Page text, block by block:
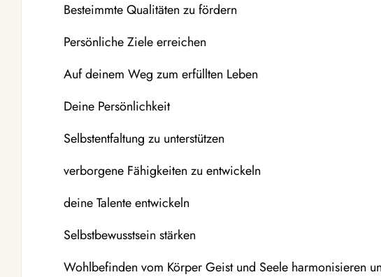
Besteimmte Qualitäten zu fördern
Persönliche Ziele erreichen
Auf deinem Weg zum erfüllten Leben
Deine Persönlichkeit
Selbstentfaltung zu unterstützen
verborgene Fähigkeiten zu entwickeln
deine Talente entwickeln
Selbstbewusstsein stärken
Wohlbefinden vom Körper Geist und Seele harmonisieren